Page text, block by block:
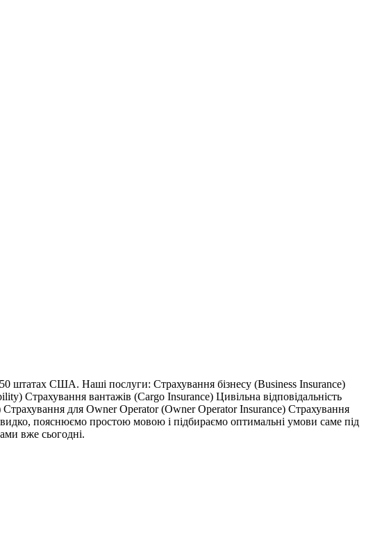
штатах США. Наші послуги: Страхування бізнесу (Business Insurance)
Страхування вантажів (Cargo Insurance) Цивільна відповідальність
для Owner Operator (Owner Operator Insurance) Страхування
пояснюємо простою мовою і підбираємо оптимальні умови саме під
вже сьогодні.